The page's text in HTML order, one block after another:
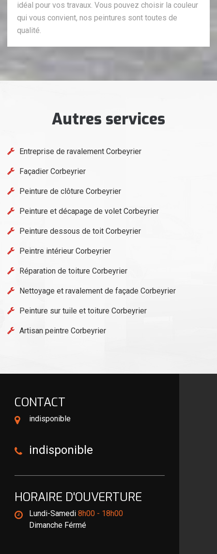
idéal pour vos travaux. Vous pouvez choisir la couleur
qui vous convient, nos peintures sont toutes de
qualité.
Autres services
Entreprise de ravalement Corbeyrier
Façadier Corbeyrier
Peinture de clôture Corbeyrier
Peinture et décapage de volet Corbeyrier
Peinture dessous de toit Corbeyrier
Peintre intérieur Corbeyrier
Réparation de toiture Corbeyrier
Nettoyage et ravalement de façade Corbeyrier
Peinture sur tuile et toiture Corbeyrier
Artisan peintre Corbeyrier
CONTACT
indisponible
indisponible
HORAIRE D'OUVERTURE
Lundi-Samedi 8h00 - 18h00
Dimanche Férmé